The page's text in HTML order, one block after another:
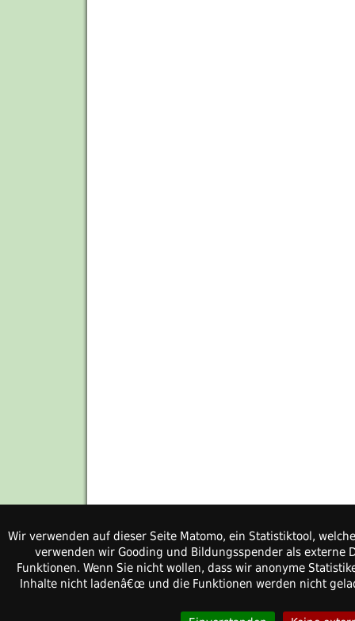
Wir verwenden auf dieser Seite Matomo, ein Statistiktool,
verwenden wir Gooding und Bildungsspender als externe
Funktionen. Wenn Sie nicht wollen, dass wir anonyme
Inhalte nicht ladenâ€œ und die Funktionen werden nicht